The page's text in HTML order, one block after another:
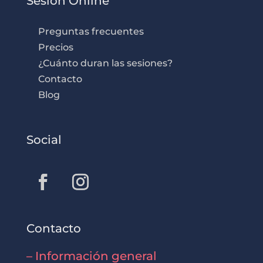
Preguntas frecuentes
Precios
¿Cuánto duran las sesiones?
Contacto
Blog
Social
Contacto
– Información general